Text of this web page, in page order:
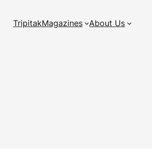
TripitakMagazines About Us